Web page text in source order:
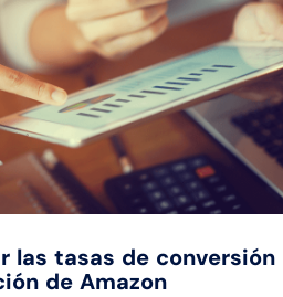
las tasas de conversión
de Amazon